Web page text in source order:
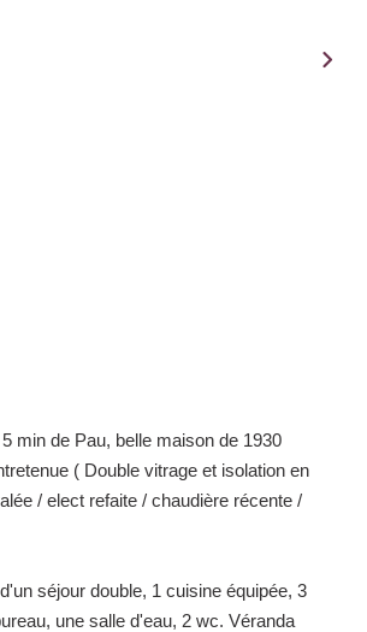
min de Pau, belle maison de 1930
( Double vitrage et isolation en
/ elect refaite / chaudière récente /
séjour double, 1 cuisine équipée, 3
une salle d'eau, 2 wc. Véranda